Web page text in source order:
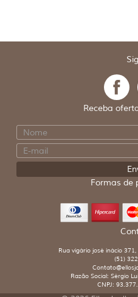
Receba
Formas de
Rua vigário josé inácio
(51)
Razão Social: Sérgio
CNPJ: